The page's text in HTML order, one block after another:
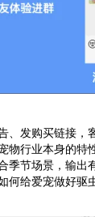
、发购买链接，
物行业本身的特
季节场景，输出
何给爱宠做好驱